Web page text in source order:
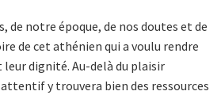
de notre époque, de nos doutes et de
de cet athénien qui a voulu rendre
dignité. Au-delà du plaisir
y trouvera bien des ressources